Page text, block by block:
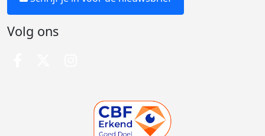
Volg ons